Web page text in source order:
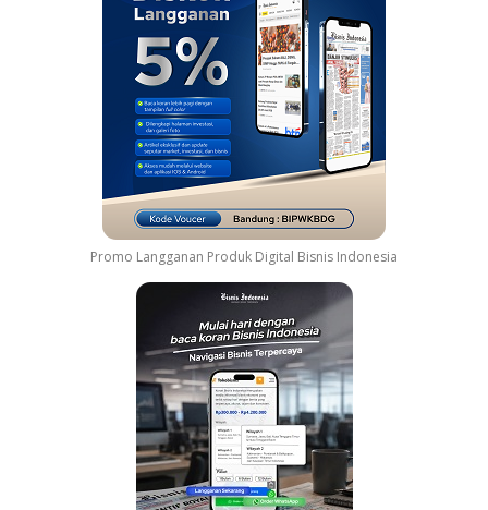
Promo Langganan Produk Digital Bisnis Indonesia